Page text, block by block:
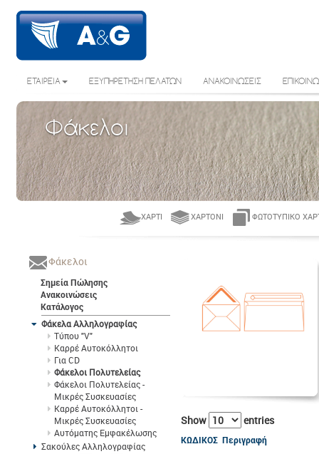
ΕΤΑΙΡΕΙΑ ΕΞΥΠΗΡΕΤΗΣΗ ΠΕΛΑΤΩΝ ΑΝΑΚΟΙΝΩΣΕΙΣ
Φάκελοι
ΧΑΡΤΊ ΧΑΡΤΌΝΙ ΦΩΤΟΤΥΠΙΚΌ
Φάκελοι
Σημεία Πώλησης
Ανακοινώσεις
Κατάλογος
Φάκελα Αλληλογραφίας
Τύπου "V"
Καρρέ Αυτοκόλλητοι
Για CD
Φάκελοι Πολυτελείας
Φάκελοι Πολυτελείας -
Μικρές Συσκευασίες
Καρρέ Αυτοκόλλητοι -
Μικρές Συσκευασίες
Αυτόματης Εμφακέλωσης
Σακούλες Αλληλογραφίας
Show entries
ΚΩΔΙΚΟΣ Περιγραφή